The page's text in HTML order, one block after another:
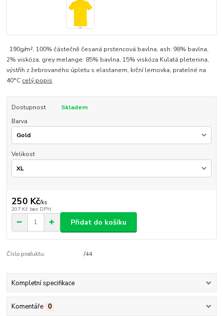
190g/m², 100% částečně česaná prstencová bavlna, ash: 98% bavlna,
2% viskóza, grey melange: 85% bavlna, 15% viskóza Kulatá pletenina,
výstřih z žebrovaného úpletu s elastanem, krční lemovka, pratelné na
40°C celý popis
Dostupnost
Skladem
Barva
Velikost
250 Kč/ks
207 Kč bez DPH
Přidat do košíku
Číslo produktu: /44
Kompletní specifikace
Komentáře 0